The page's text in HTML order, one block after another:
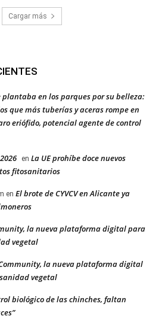
Cargar más
plantaba en los parques por su belleza:
que más tuberías y aceras rompe en
eriófido, potencial agente de control
en La UE prohíbe doce nuevos
fitosanitarios
en El brote de CYVCV en Alicante ya
la nueva plataforma digital para
vegetal
la nueva plataforma digital
vegetal
biológico de las chinches, faltan